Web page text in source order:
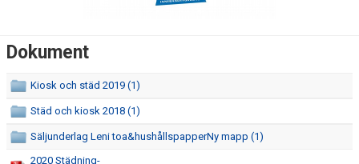
DOKUMENT
Dokument
Kiosk och städ 2019 (1)
Städ och kiosk 2018 (1)
Säljunderlag Leni toa&hushållspapperNy mapp (1)
2020 Städning-